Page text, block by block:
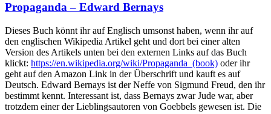
Propaganda – Edward Bernays
Dieses Buch könnt ihr auf Englisch umsonst haben, wenn ihr auf
den englischen Wikipedia Artikel geht und dort bei einer alten
Version des Artikels unten bei den externen Links auf das Buch
klickt: https://en.wikipedia.org/wiki/Propaganda_(book) oder ihr
geht auf den Amazon Link in der Überschrift und kauft es auf
Deutsch. Edward Bernays ist der Neffe von Sigmund Freud, den ihr
bestimmt kennt. Interessant ist, dass Bernays zwar Jude war, aber
trotzdem einer der Lieblingsautoren von Goebbels gewesen ist. Die